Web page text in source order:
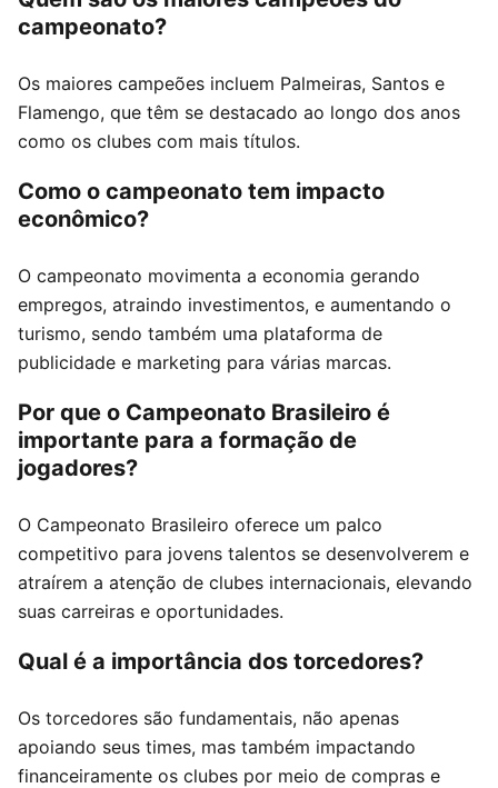
campeonato?
Os maiores campeões incluem Palmeiras, Santos e
Flamengo, que têm se destacado ao longo dos anos
como os clubes com mais títulos.
Como o campeonato tem impacto
econômico?
O campeonato movimenta a economia gerando
empregos, atraindo investimentos, e aumentando o
turismo, sendo também uma plataforma de
publicidade e marketing para várias marcas.
Por que o Campeonato Brasileiro é
importante para a formação de
jogadores?
O Campeonato Brasileiro oferece um palco
competitivo para jovens talentos se desenvolverem e
atraírem a atenção de clubes internacionais, elevando
suas carreiras e oportunidades.
Qual é a importância dos torcedores?
Os torcedores são fundamentais, não apenas
apoiando seus times, mas também impactando
financeiramente os clubes por meio de compras e